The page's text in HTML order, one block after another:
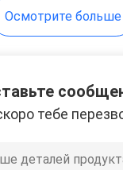
Осмотрите больше
тебе